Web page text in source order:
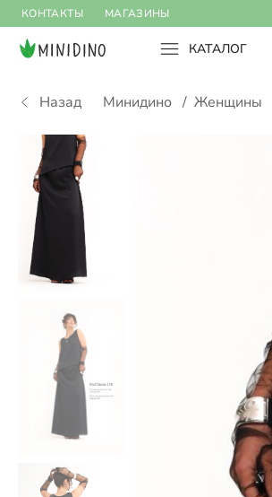
КОНТАКТЫ МАГАЗИНЫ
КАТАЛОГ
Назад Минидино / Женщины